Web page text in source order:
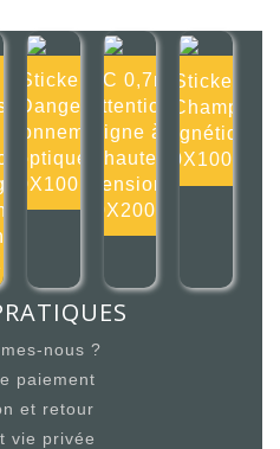
Sticker
Danger
optique
PVC 0,7mm
Attention
ligne à
haute
tension
200X200mm
Sticker
Champ
magnétique
100X100mm
nous ?
paiement
et retour
vie privée